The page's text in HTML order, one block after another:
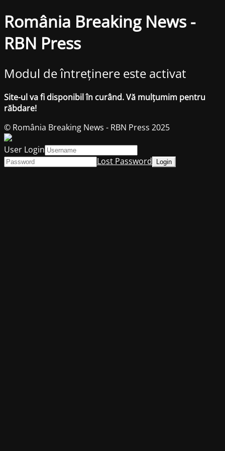
România Breaking News -
RBN Press
Modul de întreținere este activat
Site-ul va fi disponibil în curând. Vă mulțumim pentru
răbdare!
© România Breaking News - RBN Press 2025
User Login
Lost Password